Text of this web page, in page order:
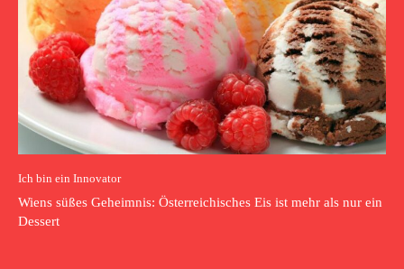
Ich bin ein Innovator
Wiens süßes Geheimnis: Österreichisches Eis ist mehr als nur ein
Dessert